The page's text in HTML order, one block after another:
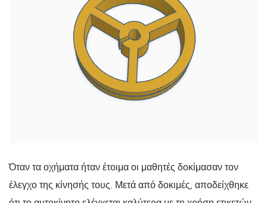
Όταν τα οχήματα ήταν έτοιμα οι μαθητές δοκίμασαν τον
έλεγχο της κίνησής τους. Μετά από δοκιμές, αποδείχθηκε